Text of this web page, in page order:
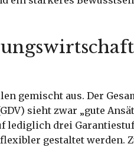
gemischt aus. Der
sieht zwar „gute
lediglich drei
gestaltet werden.